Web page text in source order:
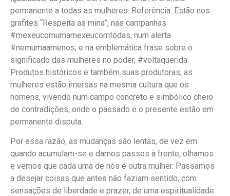
permanente a todas as mulheres. Referência. Estão nos
grafites “Respeita as mina”, nas campanhas
#mexeucomumamexeucomtodas, num alerta
#nemumaamenos, e na emblemática frase sobre o
significado das mulheres no poder, #voltaquerida.
Produtos históricos e também suas produtoras, as
mulheres estão imersas na mesma cultura que os
homens, vivendo num campo concreto e simbólico cheio
de contradições, onde o passado e o presente estão em
permanente disputa.
Por essa razão, as mudanças são lentas, de vez em
quando acumulam-se e damos passos à frente, olhamos
e vemos que cada uma de nós é outra mulher. Passamos
a desejar coisas que antes não faziam sentido, com
sensações de liberdade e prazer, de uma espiritualidade